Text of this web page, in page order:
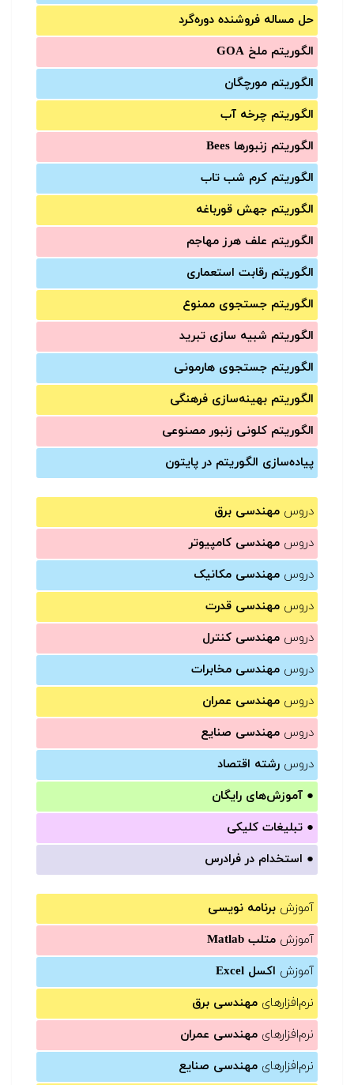
حل مساله فروشنده دوره‌گرد
الگوریتم ملخ GOA
الگوریتم مورچگان
الگوریتم چرخه آب
الگوریتم زنبورها Bees
الگوریتم کرم شب تاب
الگوریتم جهش قورباغه
الگوریتم علف هرز مهاجم
الگوریتم رقابت استعماری
الگوریتم جستجوی ممنوع
الگوریتم شبیه سازی تبرید
الگوریتم جستجوی هارمونی
الگوریتم بهینه‌سازی فرهنگی
الگوریتم کلونی زنبور مصنوعی
پیاده‌سازی الگوریتم در پایتون
دروس مهندسی برق
دروس مهندسی کامپیوتر
دروس مهندسی مکانیک
دروس مهندسی قدرت
دروس مهندسی کنترل
دروس مهندسی مخابرات
دروس مهندسی عمران
دروس مهندسی صنایع
دروس رشته اقتصاد
● آموزش‌های رایگان
● تبلیغات کلیکی
● استخدام در فرادرس
آموزش برنامه نویسی
آموزش متلب Matlab
آموزش اکسل Excel
نرم‌افزارهای مهندسی برق
نرم‌افزارهای مهندسی عمران
نرم‌افزارهای مهندسی صنایع